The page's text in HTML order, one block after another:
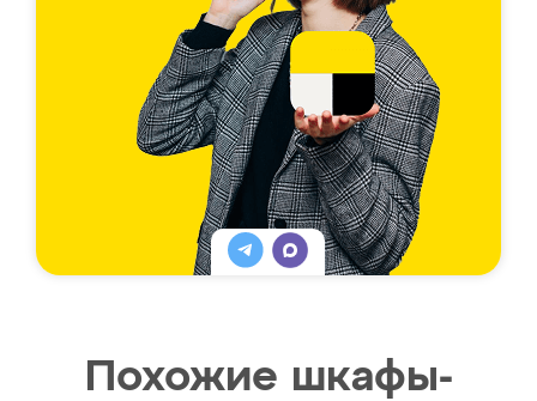
Похожие шкафы-